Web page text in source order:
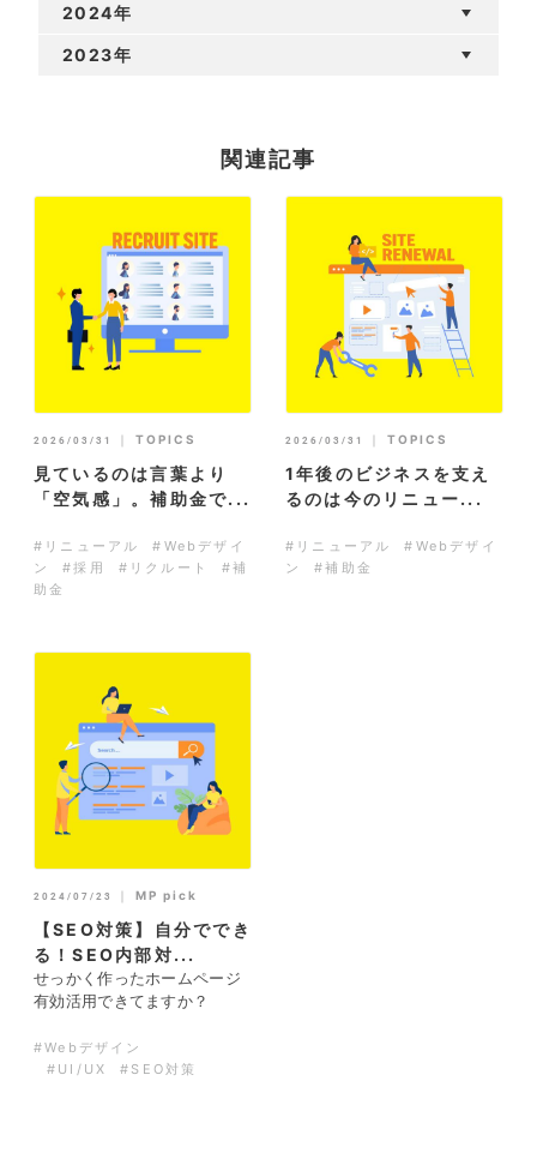
2024年
2023年
関連記事
2026/03/31 TOPICS
見ているのは言葉より
「空気感」。補助金で...
#リニューアル
#Webデザイ
ン
#採用 #リクルート
#補
助金
2026/03/31 TOPICS
1年後のビジネスを支え
るのは今のリニュー...
#リニューアル
#Webデザイ
ン
#補助金
2024/07/23 MP pick
【SEO対策】自分ででき
る！SEO内部対...
せっかく作ったホームページ
有効活用できてますか？
#Webデザイン
#UI/UX
#SEO対策